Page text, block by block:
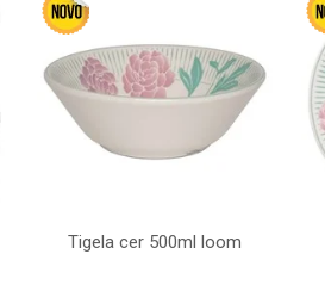
Tigela cer 500ml loom